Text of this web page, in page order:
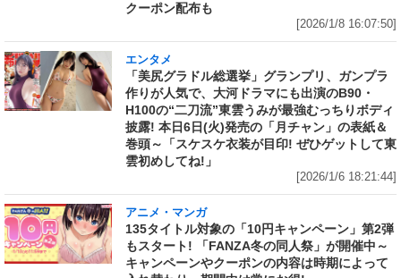
クーポン配布も
[2026/1/8 16:07:50]
エンタメ
「美尻グラドル総選挙」グランプリ、ガンプラ
作りが人気で、大河ドラマにも出演のB90・
H100の“二刀流”東雲うみが最強むっちりボディ
披露! 本日6日(火)発売の「月チャン」の表紙＆
巻頭～「スケスケ衣装が目印! ぜひゲットして東
雲初めしてね!」
[2026/1/6 18:21:44]
アニメ・マンガ
135タイトル対象の「10円キャンペーン」第2弾
もスタート! 「FANZA冬の同人祭」が開催中～
キャンペーンやクーポンの内容は時期によって